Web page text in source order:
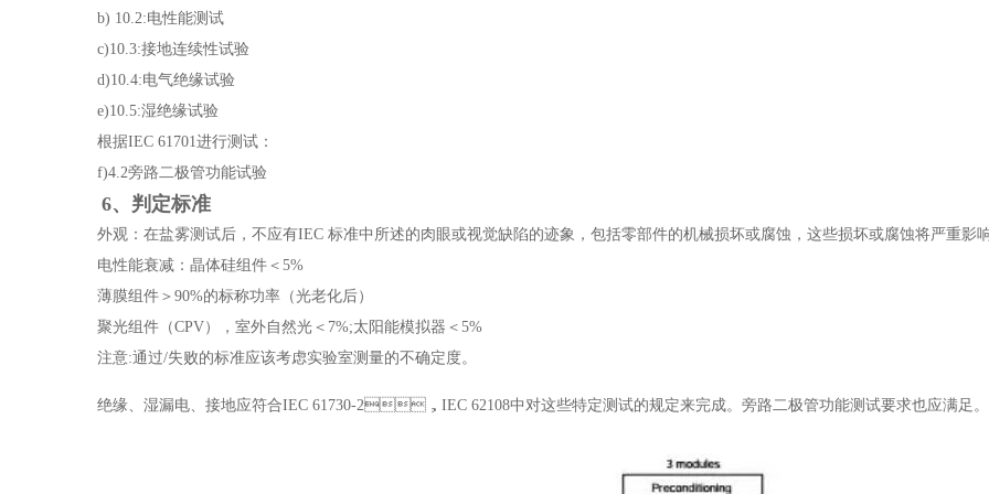
b) 10.2:电性能测试
c)10.3:接地连续性试验
d)10.4:电气绝缘试验
e)10.5:湿绝缘试验
根据IEC 61701进行测试：
f)4.2旁路二极管功能试验
6、判定标准
外观：在盐雾测试后，不应有IEC 标准中所述的肉眼或视觉缺陷的迹象，包括零部件的机械损坏或腐蚀，这些损坏或腐蚀将严重影响
电性能衰减：晶体硅组件＜5%
薄膜组件＞90%的标称功率（光老化后）
聚光组件（CPV），室外自然光＜7%;太阳能模拟器＜5%
注意:通过/失败的标准应该考虑实验室测量的不确定度。
绝缘、湿漏电、接地应符合IEC 61730-2，IEC 62108中对这些特定测试的规定来完成。旁路二极管功能测试要求也应满足。